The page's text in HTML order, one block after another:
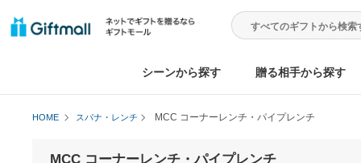
シーンから探す 贈る相手か